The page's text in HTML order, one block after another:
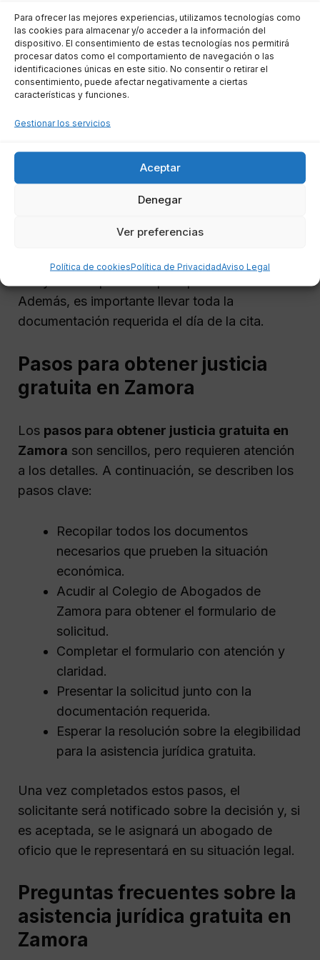
Para ofrecer las mejores experiencias, utilizamos tecnologías como
las cookies para almacenar y/o acceder a la información del
dispositivo. El consentimiento de estas tecnologías nos permitirá
procesar datos como el comportamiento de navegación o las
identificaciones únicas en este sitio. No consentir o retirar el
consentimiento, puede afectar negativamente a ciertas
características y funciones.
Gestionar los servicios
Aceptar
Denegar
Ver preferencias
Política de cookiesPolítica de PrivacidadAviso Legal
en Zamora. Para ello, se pueden seguir estos
pasos:
Visitar la página web del Colegio de
Abogados de Zamora.
Contactar por teléfono o correo
Acudir a las oficinas de manera
presencial para gestionar la cita.
Es recomendable solicitar la cita con antelación,
ya que la demanda de este servicio puede ser
Además, es importante llevar toda la
documentación requerida el día de la cita.
Pasos para obtener justicia
gratuita en Zamora
Los pasos para obtener justicia gratuita en
Zamora son sencillos, pero requieren atención
a los detalles. A continuación, se describen los
pasos clave:
Recopilar todos los documentos
necesarios que prueben la situación
económica.
Acudir al Colegio de Abogados de
Zamora para obtener el formulario de
solicitud.
Completar el formulario con atención y
claridad.
Presentar la solicitud junto con la
documentación requerida.
Esperar la resolución sobre la elegibilidad
para la asistencia jurídica gratuita.
Una vez completados estos pasos, el
solicitante será notificado sobre la decisión y, si
es aceptada, se le asignará un abogado de
oficio que le representará en su situación legal.
Preguntas frecuentes sobre la
asistencia jurídica gratuita en
Zamora